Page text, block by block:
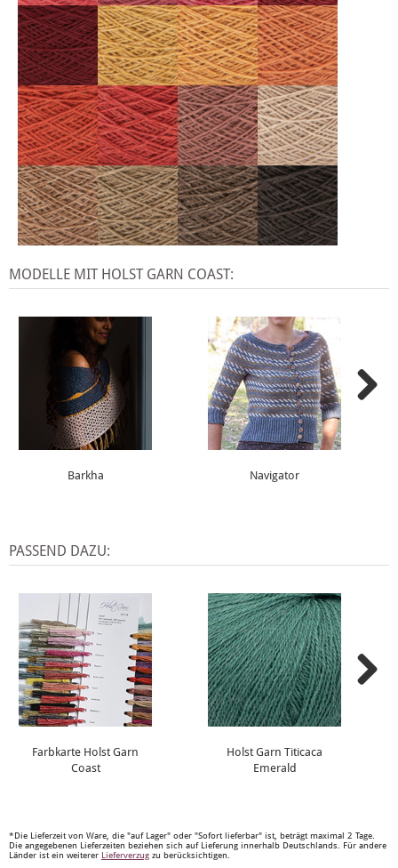
MODELLE MIT HOLST GARN COAST:
Barkha Navigator
PASSEND DAZU:
Farbkarte Holst Garn
Coast
Holst Garn Titicaca
Emerald
*Die Lieferzeit von Ware, die "auf Lager" oder "Sofort lieferbar" ist, beträgt maximal 2 Tage.
Die angegebenen Lieferzeiten beziehen sich auf Lieferung innerhalb Deutschlands. Für andere
Länder ist ein weiterer Lieferverzug zu berücksichtigen.